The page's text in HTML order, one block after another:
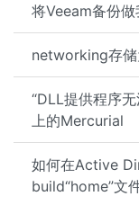
将Veeam备份做
networking存
“DLL提供程序
上的Mercurial
如何在Active
build“home”文